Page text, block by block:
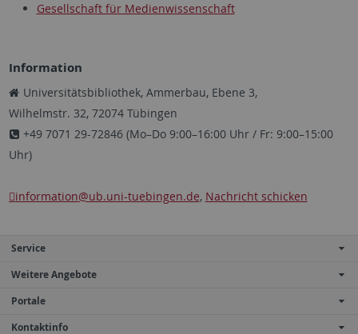
Gesellschaft für Medienwissenschaft
Information
Universitätsbibliothek, Ammerbau, Ebene 3,
Wilhelmstr. 32, 72074 Tübingen
+49 7071 29-72846 (Mo–Do 9:00–16:00 Uhr / Fr: 9:00–15:00
Uhr)
information@ub.uni-tuebingen.de, Nachricht schicken
Service
Weitere Angebote
Portale
Kontaktinfo